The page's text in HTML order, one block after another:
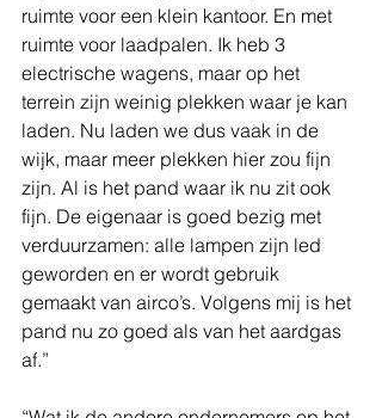
ruimte voor een klein kantoor. En met
ruimte voor laadpalen. Ik heb 3
electrische wagens, maar op het
terrein zijn weinig plekken waar je kan
laden. Nu laden we dus vaak in de
wijk, maar meer plekken hier zou fijn
zijn. Al is het pand waar ik nu zit ook
fijn. De eigenaar is goed bezig met
verduurzamen: alle lampen zijn led
geworden en er wordt gebruik
gemaakt van airco’s. Volgens mij is het
pand nu zo goed als van het aardgas
af.”